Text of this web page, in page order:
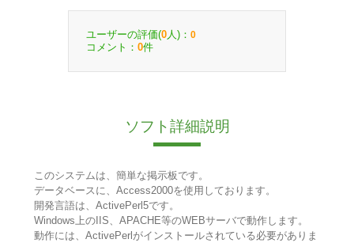
ユーザーの評価(0 人)： 0
コメント： 0件
ソフト詳細説明
このシステムは、簡単な掲示板です。
データベースに、Access2000を使用しております。
開発言語は、ActivePerl5です。
Windows上のIIS、APACHE等のWEBサーバで動作します。
動作には、ActivePerlがインストールされている必要がありま